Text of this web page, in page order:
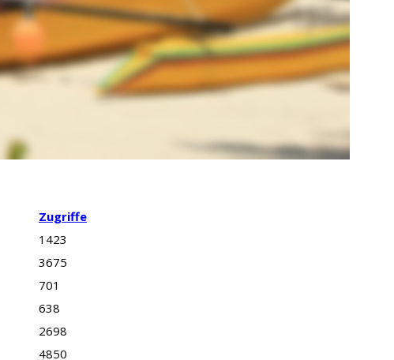
Zugriffe
1423
3675
701
638
2698
4850